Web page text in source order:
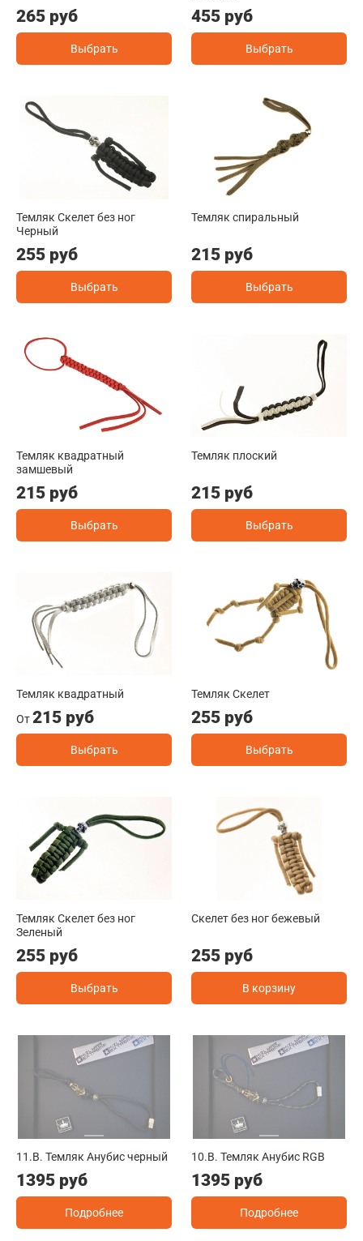
265 руб
Выбрать
455 руб
Выбрать
Темляк Скелет без ног
Черный
255 руб
Выбрать
Темляк спиральный
215 руб
Выбрать
Темляк квадратный
замшевый
215 руб
Выбрать
Темляк плоский
215 руб
Выбрать
Темляк квадратный
От215 руб
Выбрать
Темляк Скелет
255 руб
Выбрать
Темляк Скелет без ног
Зеленый
255 руб
Выбрать
Скелет без ног бежевый
255 руб
В корзину
11.B. Темляк Анубис черный
1395 руб
Подробнее
10.B. Темляк Анубис RGB
1395 руб
Подробнее